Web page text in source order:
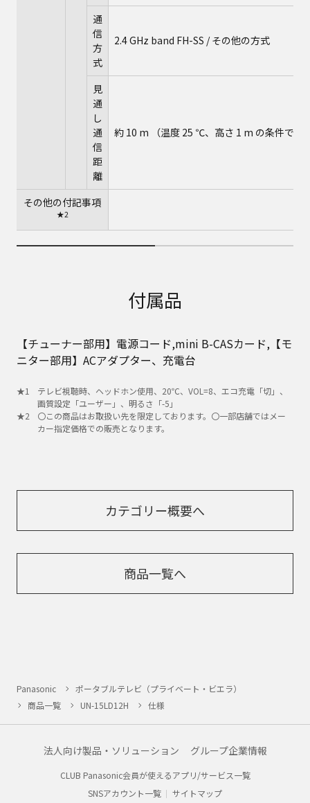
通
信
方
式
2.4 GHz band FH-SS / その他の方式
見
通
し
通
信
距
離
約 10 m （温度 25 ℃、高さ 1 m の条件で測
その他の付記事項
★2
付属品
【チューナー部用】電源コード,mini B-CASカード,【モ
ニター部用】ACアダプター、充電台
テレビ視聴時、ヘッドホン使用、20℃、VOL=8、エコ充電「切」、
画質設定「ユーザー」、明るさ「-5」
〇この商品はお取扱い先を限定しております。〇一部店舗ではメー
カー指定価格での販売となります。
カテゴリー概要へ
商品一覧へ
Panasonic
ポータブルテレビ（プライベート・ビエラ）
商品一覧
UN-15LD12H 仕様
法人向け製品・ソリューション グループ企業情報
CLUB Panasonic会員が使えるアプリ/サービス一覧
SNSアカウント一覧
サイトマップ